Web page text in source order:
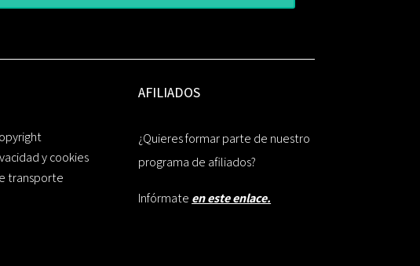
y cookies
transporte
AFILIADOS
¿Quieres formar parte de nuestro
programa de afiliados?
Infórmate en este enlace.